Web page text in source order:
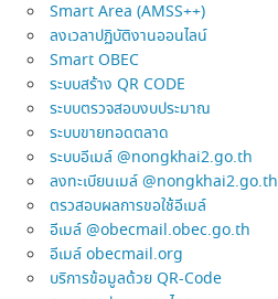
Smart Area (AMSS++)
ลงเวลาปฏิบัติงานออนไลน์
Smart OBEC
ระบบสร้าง QR CODE
ระบบตรวจสอบงบประมาณ
ระบบขายทอดตลาด
ระบบอีเมล์ @nongkhai2.go.th
ลงทะเบียนเมล์ @nongkhai2.go.th
ตรวสอบผลการขอใช้อีเมล์
อีเมล์ @obecmail.obec.go.th
อีเมล์ obecmail.org
บริการข้อมูลด้วย QR-Code